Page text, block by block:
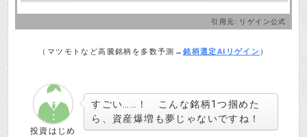
引用元: リゲイン公式
（マツモトなど高騰銘柄を多数予測→銘柄選定AIリゲイン ）
投資はじめ
すごい……！ こんな銘柄1つ掴めた
ら、資産爆増も夢じゃないですね！